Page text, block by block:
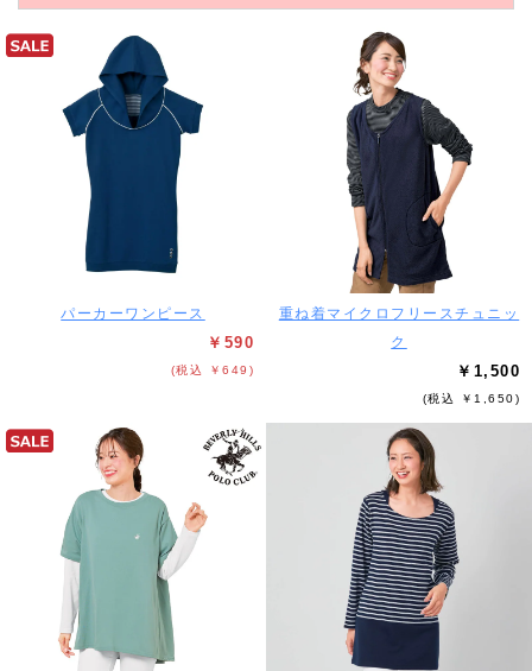
パーカーワンピース
￥590
(税込 ￥649)
重ね着マイクロフリースチュニッ
ク
￥1,500
(税込 ￥1,650)